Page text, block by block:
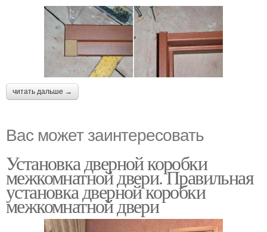
читать дальше →
Вас может заинтересовать
Установка дверной коробки
межкомнатной двери. Правильная
установка дверной коробки
межкомнатной двери